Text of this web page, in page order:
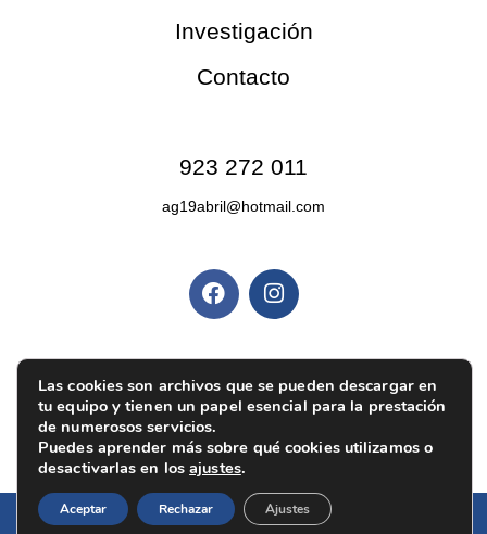
Investigación
Contacto
923 272 011
ag19abril@hotmail.com
Política de privacidad|Aviso legal|Política de
cookies |Ajustes de cookies
Diseño web: Pixel Innova
Las cookies son archivos que se pueden descargar en
tu equipo y tienen un papel esencial para la prestación
de numerosos servicios.
Puedes aprender más sobre qué cookies utilizamos o
desactivarlas en losajustes.
Aceptar Rechazar Ajustes